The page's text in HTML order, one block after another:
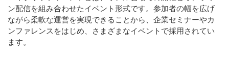
ン配信を組み合わせたイベント形式です。参加者の幅を広げ
ながら柔軟な運営を実現できることから、企業セミナーやカ
ンファレンスをはじめ、さまざまなイベントで採用されてい
ます。